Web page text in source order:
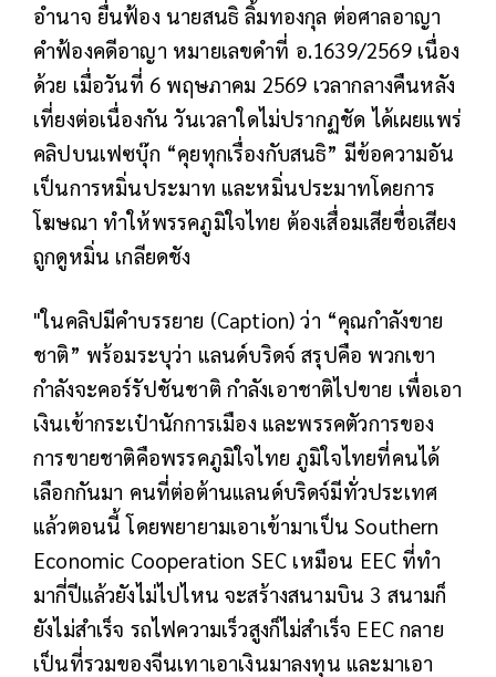
อำนาจ ยื่นฟ้อง นายสนธิ ลิ้มทองกุล ต่อศาลอาญา
คำฟ้องคดีอาญา หมายเลขดำที่ อ.1639/2569 เนื่อง
ด้วย เมื่อวันที่ 6 พฤษภาคม 2569 เวลากลางคืนหลัง
เที่ยงต่อเนื่องกัน วันเวลาใดไม่ปรากฏชัด ได้เผยแพร่
คลิปบนเฟซบุ๊ก “คุยทุกเรื่องกับสนธิ” มีข้อความอัน
เป็นการหมิ่นประมาท และหมิ่นประมาทโดยการ
โฆษณา ทำให้พรรคภูมิใจไทย ต้องเสื่อมเสียชื่อเสียง
ถูกดูหมิ่น เกลียดชัง
"ในคลิปมีคำบรรยาย (Caption) ว่า “คุณกำลังขาย
ชาติ” พร้อมระบุว่า แลนด์บริดจ์ สรุปคือ พวกเขา
กำลังจะคอร์รัปชันชาติ กำลังเอาชาติไปขาย เพื่อเอา
เงินเข้ากระเป๋านักการเมือง และพรรคตัวการของ
การขายชาติคือพรรคภูมิใจไทย ภูมิใจไทยที่คนได้
เลือกกันมา คนที่ต่อต้านแลนด์บริดจ์มีทั่วประเทศ
แล้วตอนนี้ โดยพยายามเอาเข้ามาเป็น Southern
Economic Cooperation SEC เหมือน EEC ที่ทำ
มากี่ปีแล้วยังไม่ไปไหน จะสร้างสนามบิน 3 สนามก็
ยังไม่สำเร็จ รถไฟความเร็วสูงก็ไม่สำเร็จ EEC กลาย
เป็นที่รวมของจีนเทาเอาเงินมาลงทุน และมาเอา